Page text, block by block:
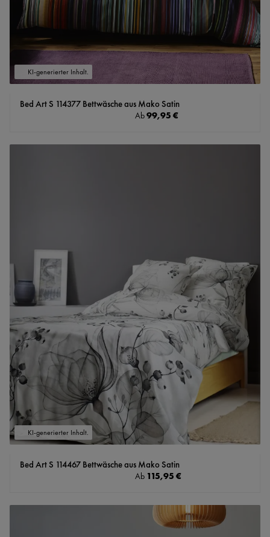
KI-generierter Inhalt.
Bed Art S 114377 Bettwäsche aus Mako Satin
Regulärer Preis:
Ab99,95 €
KI-generierter Inhalt.
Bed Art S 114467 Bettwäsche aus Mako Satin
Regulärer Preis:
Ab 115,95 €